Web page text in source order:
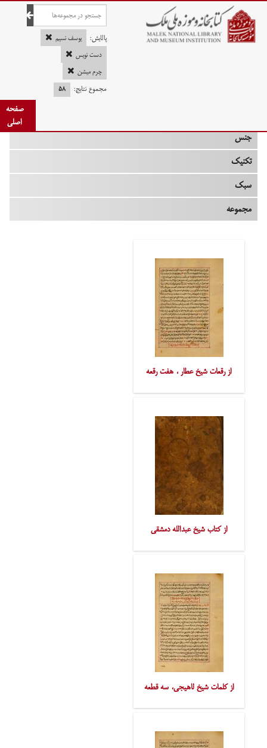
صفحه اصلی
پالایش:
یوسف نسیم
دست نویس
چرم میشن
مجموع نتایج:
۵۸
صفحه
اصلی
جنس
تکنیک
سبک
مجموعه
از رقعات شیخ عطار ، هفت رقعه
از کتاب شیخ عبدالله دمشقی
از کلمات شیخ لاهیجی، سه قطعه